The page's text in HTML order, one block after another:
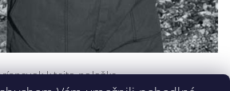
k tejto položke.